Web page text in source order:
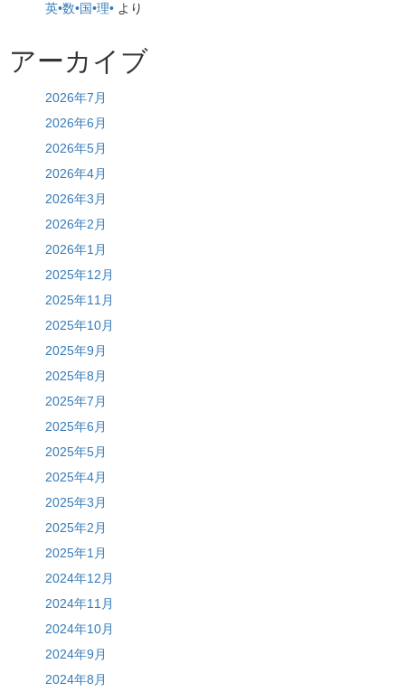
英•数•国•理• より
アーカイブ
2026年7月
2026年6月
2026年5月
2026年4月
2026年3月
2026年2月
2026年1月
2025年12月
2025年11月
2025年10月
2025年9月
2025年8月
2025年7月
2025年6月
2025年5月
2025年4月
2025年3月
2025年2月
2025年1月
2024年12月
2024年11月
2024年10月
2024年9月
2024年8月